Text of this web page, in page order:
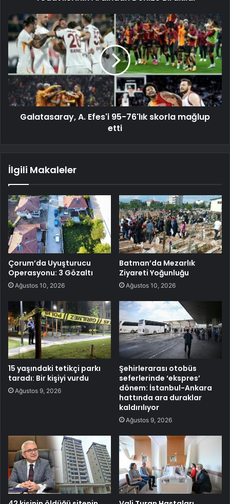
Galatasaray, A. Efes'i 95-76'lık skorla mağlup
etti
İlgili Makaleler
Çorum’da Uyuşturucu
Operasyonu: 3 Gözaltı
Ağustos 10, 2026
Batman’da Mezarlık
Ziyareti Yoğunluğu
Ağustos 10, 2026
15 yaşındaki tetikçi parkı
taradı: Bir kişiyi vurdu
Ağustos 9, 2026
Şehirlerarası otobüs
seferlerinde ‘ekspres’
dönem: İstanbul-Ankara
hattında ara duraklar
kaldırılıyor
Ağustos 9, 2026